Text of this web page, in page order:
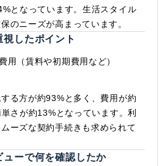
となっています。生活スタイル
のニーズが高まっています。
視したポイント
用（賃料や初期費用など）
る方が約93%と多く、費用が約
さが約13%となっています。利
ーズな契約手続きも求められて
ーで何を確認したか